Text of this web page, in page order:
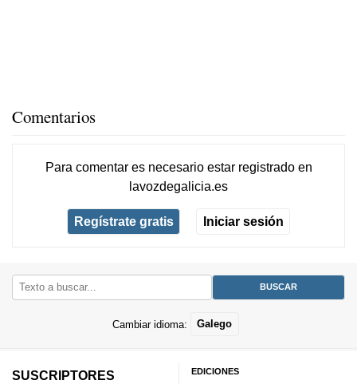
Comentarios
Para comentar es necesario estar registradoen
lavozdegalicia.es
Regístrate gratis Iniciar sesión
Cambiar idioma: Galego
SUSCRIPTORES
EDICIONES